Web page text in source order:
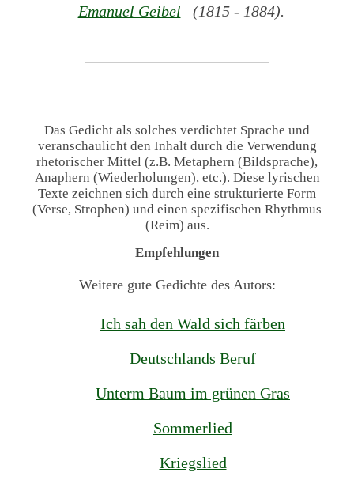
Emanuel Geibel (1815 - 1884).
Das Gedicht als solches verdichtet Sprache und
veranschaulicht den Inhalt durch die Verwendung
rhetorischer Mittel (z.B. Metaphern (Bildsprache),
Anaphern (Wiederholungen), etc.). Diese lyrischen
Texte zeichnen sich durch eine strukturierte Form
(Verse, Strophen) und einen spezifischen Rhythmus
(Reim) aus.
Empfehlungen
Weitere gute Gedichte des Autors:
Ich sah den Wald sich färben
Deutschlands Beruf
Unterm Baum im grünen Gras
Sommerlied
Kriegslied